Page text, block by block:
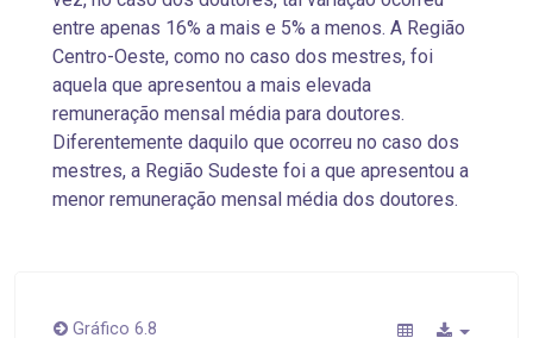
entre apenas 16% a mais e 5% a menos. A Região
Centro-Oeste, como no caso dos mestres, foi
aquela que apresentou a mais elevada
remuneração mensal média para doutores.
Diferentemente daquilo que ocorreu no caso dos
mestres, a Região Sudeste foi a que apresentou a
menor remuneração mensal média dos doutores.
Gráfico 6.8